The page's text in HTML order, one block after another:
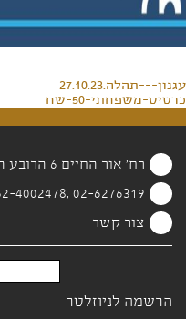
עגנון---תהלה.27.10.23
כרטיס-משפחתי-50-שח
רח' אור החיים 6 הרובע היהודי, ירושלים
02-6276319 ,052-4002478
צור קשר
הרשמה לניוזלטר